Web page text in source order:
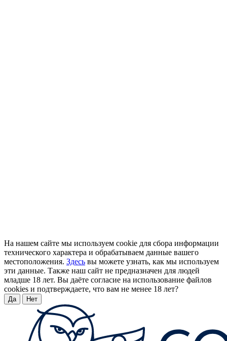
На нашем сайте мы используем cookie для сбора информации
технического характера и обрабатываем данные вашего
местоположения. Здесь вы можете узнать, как мы используем
эти данные. Также наш сайт не предназначен для людей
младше 18 лет. Вы даёте согласие на использование файлов
cookies и подтверждаете, что вам не менее 18 лет?
Да Нет